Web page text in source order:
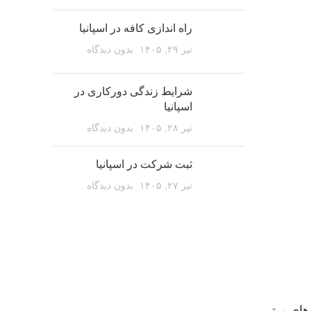
راه اندازی کافه در اسپانیا
تیر ۲۹, ۱۴۰۵ بدون دیدگاه
شرایط زندگی دورکاری در
اسپانیا
تیر ۲۸, ۱۴۰۵ بدون دیدگاه
ثبت شرکت در اسپانیا
تیر ۲۷, ۱۴۰۵ بدون دیدگاه